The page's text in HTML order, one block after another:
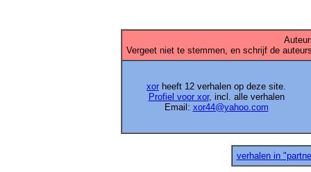
Vergeet niet te stemmen, en schrijf de
xor heeft 12 verhalen op deze site.
Profiel voor xor, incl. alle verhalen
Email: xor44@yahoo.com
verhalen in